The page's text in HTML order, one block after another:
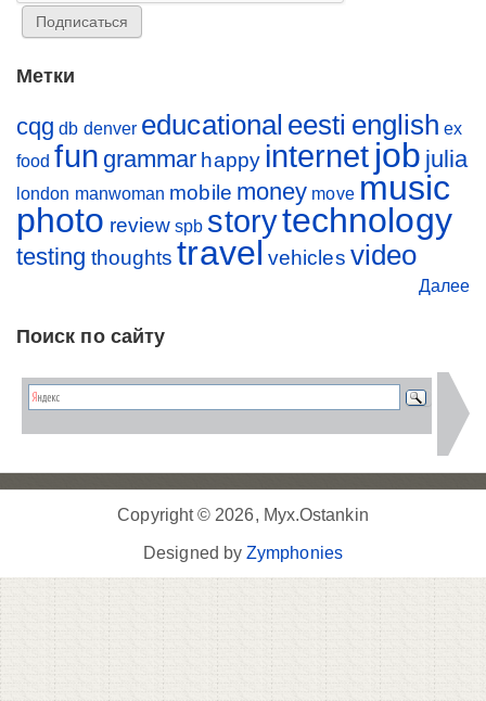
Метки
cqg db denver educational eesti english ex
food fun grammar happy internet job julia
london manwoman mobile money move music
photo review spb storytechnology
testing thoughts travel vehicles video
Далее
Поиск по сайту
Copyright © 2026, Myx.Ostankin
Designed byZymphonies